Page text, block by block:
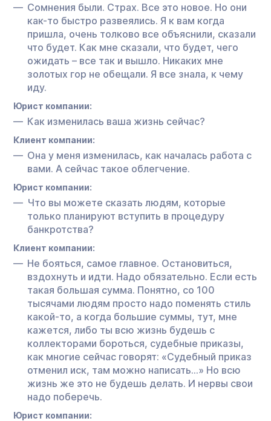
Сомнения были. Страх. Все это новое. Но они
как-то быстро развеялись. Я к вам когда
пришла, очень толково все объяснили, сказали
что будет. Как мне сказали, что будет, чего
ожидать – все так и вышло. Никаких мне
золотых гор не обещали. Я все знала, к чему
иду.
Юрист компании:
Как изменилась ваша жизнь сейчас?
Клиент компании:
Она у меня изменилась, как началась работа с
вами. А сейчас такое облегчение.
Юрист компании:
Что вы можете сказать людям, которые
только планируют вступить в процедуру
банкротства?
Клиент компании:
Не бояться, самое главное. Остановиться,
вздохнуть и идти. Надо обязательно. Если есть
такая большая сумма. Понятно, со 100
тысячами людям просто надо поменять стиль
какой-то, а когда большие суммы, тут, мне
кажется, либо ты всю жизнь будешь с
коллекторами бороться, судебные приказы,
как многие сейчас говорят: «Судебный приказ
отменил иск, там можно написать…» Но всю
жизнь же это не будешь делать. И нервы свои
надо поберечь.
Юрист компании: